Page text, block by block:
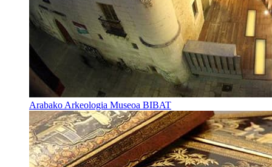
Arabako Arkeologia Museoa BIBAT